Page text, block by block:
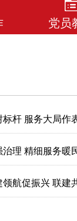
党员
杆 服务大局作
理 精细服务暖
航促振兴 联建